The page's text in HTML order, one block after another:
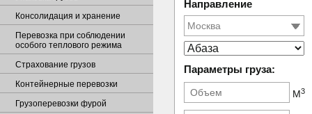
Направление
Параметры груза:
М3
Консолидация и хранение
Перевозка при соблюдении
особого теплового режима
Страхование грузов
Контейнерные перевозки
Грузоперевозки фурой